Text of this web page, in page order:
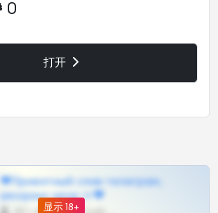
0
打开
显示 18+
❤Приватный слив телеграм,
шкодных шкур тг❤